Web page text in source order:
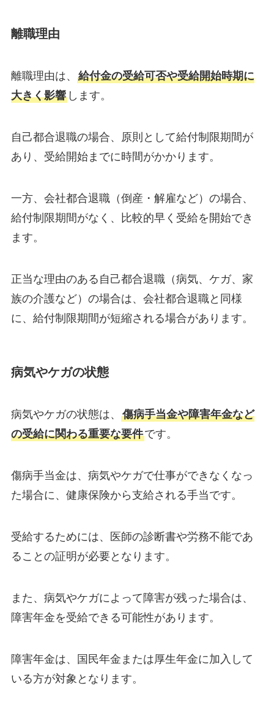
離職理由
離職理由は、 給付金の受給可否や受給開始時期に
大きく影響します。
自己都合退職の場合、原則として給付制限期間が
あり、受給開始までに時間がかかります。
一方、会社都合退職（倒産・解雇など）の場合、
給付制限期間がなく、比較的早く受給を開始でき
ます。
正当な理由のある自己都合退職（病気、ケガ、家
族の介護など）の場合は、会社都合退職と同様
に、給付制限期間が短縮される場合があります。
病気やケガの状態
病気やケガの状態は、 傷病手当金や障害年金など
の受給に関わる重要な要件です。
傷病手当金は、病気やケガで仕事ができなくなっ
た場合に、健康保険から支給される手当です。
受給するためには、医師の診断書や労務不能であ
ることの証明が必要となります。
また、病気やケガによって障害が残った場合は、
障害年金を受給できる可能性があります。
障害年金は、国民年金または厚生年金に加入して
いる方が対象となります。